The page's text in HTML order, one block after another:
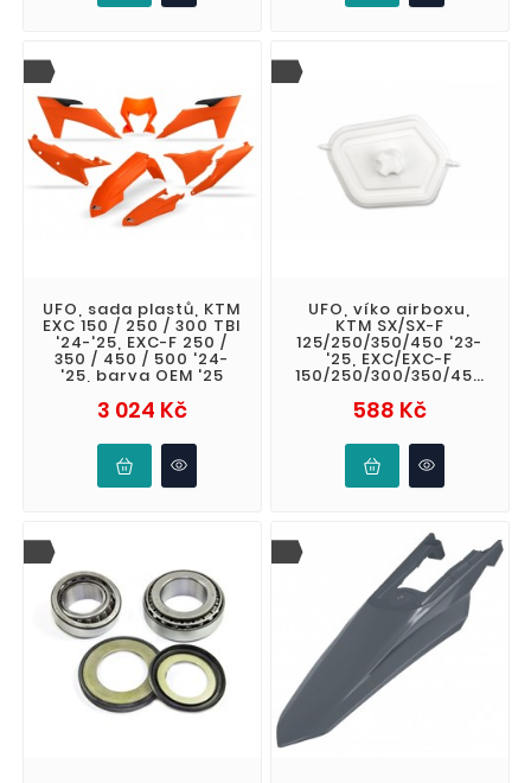
UFO, sada plastů, KTM
EXC 150 / 250 / 300 TBI
'24-'25, EXC-F 250 /
350 / 450 / 500 '24-
'25, barva OEM '25
3 024 KčCena
UFO, víko airboxu,
KTM SX/SX-F
125/250/350/450 '23-
'25, EXC/EXC-F
150/250/300/350/450
588 KčCena